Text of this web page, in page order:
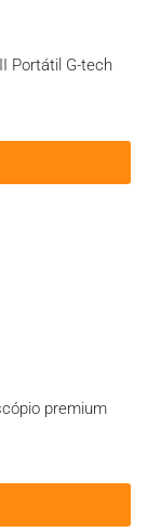
Portátil G-tech
premium